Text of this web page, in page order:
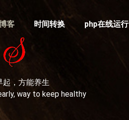
客 时间转换 php在线运行
起，方能养生
way to keep healthy